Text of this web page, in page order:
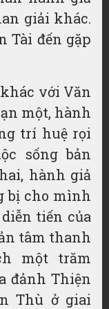
giải khác.
Tài đến gặp
với Văn
một, hành
trí huệ rọi
sống bản
hành giả
bị cho mình
tiến của
tâm thanh
một trăm
đảnh Thiện
Thù ở giai